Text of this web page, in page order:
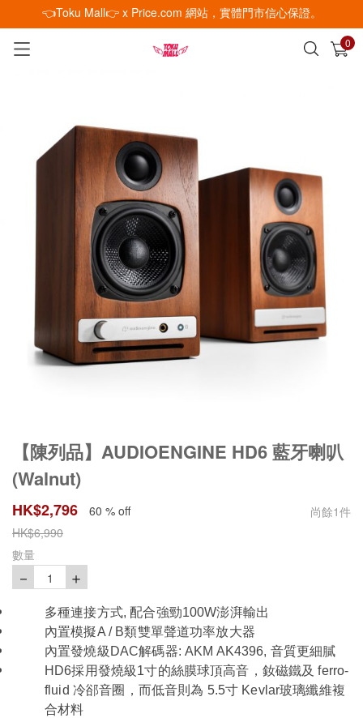
👈Toku Mall👉 x Price.com 網站，實體門市信心保證。
0
已加入購物車 查看
【陳列品】AUDIOENGINE HD6 藍牙喇叭
(Walnut)
HK$2,796 60 % off 尚餘1件
HK$6,990
數量
－ 1 ＋
多種連接方式, 配合強勁100W澎湃輸出
內置模擬A / B類雙單聲道功率放大器
內置發燒級DAC解碼器: AKM AK4396, 音質更細膩
HD6採用發燒級1寸的絲膜球頂高音，釹磁鐵及 ferro-
fluid 冷郤音圈，而低音則為 5.5寸 Kevlar玻璃纖維複
合材料